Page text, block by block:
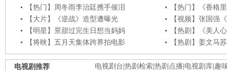
【热门】周冬雨李治廷携手催泪
【热门】《香格
【大片】《逆战》造型遭曝光
【视频】张国强
【明星】景甜过完生日想当妈妈
【热剧】《美人
【将映】五月天集体跨界拍电影
【热剧】姜文马
电视剧台 热剧检索 热剧点播 电视剧库 趣
电视剧推荐